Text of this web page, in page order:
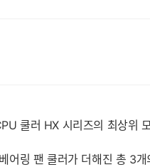
쿨러 HX 시리즈의 최상위
링 팬 쿨러가 더해진 총 3개